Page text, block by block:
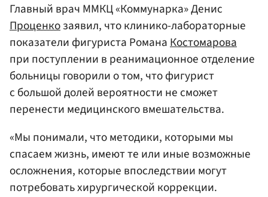
Главный врач ММКЦ «Коммунарка» Денис
Проценкозаявил, что клинико-лабораторные
показатели фигуриста РоманаКостомарова
при поступлении в реанимационное отделение
больницы говорили о том, что фигурист
с большой долей вероятности не сможет
перенести медицинского вмешательства.
«Мы понимали, что методики, которыми мы
спасаем жизнь, имеют те или иные возможные
осложнения, которые впоследствии могут
потребовать хирургической коррекции.